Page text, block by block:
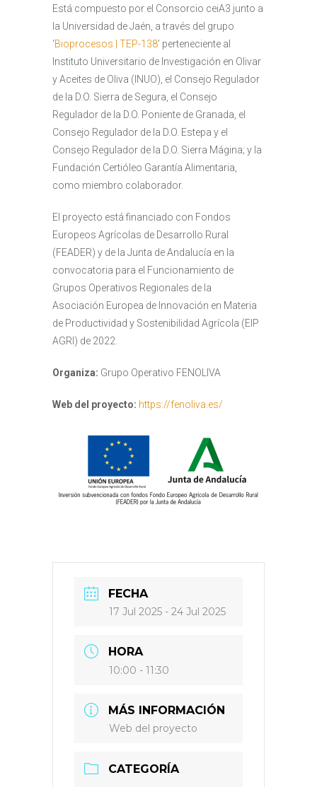
Está compuesto por el Consorcio ceiA3 junto a
la Universidad de Jaén, a través del grupo
‘Bioprocesos | TEP-138’ perteneciente al
Instituto Universitario de Investigación en Olivar
y Aceites de Oliva (INUO), el Consejo Regulador
de la D.O. Sierra de Segura, el Consejo
Regulador de la D.O. Poniente de Granada, el
Consejo Regulador de la D.O. Estepa y el
Consejo Regulador de la D.O. Sierra Mágina; y la
Fundación Certióleo Garantía Alimentaria,
como miembro colaborador.
El proyecto está financiado con Fondos
Europeos Agrícolas de Desarrollo Rural
(FEADER) y de la Junta de Andalucía en la
convocatoria para el Funcionamiento de
Grupos Operativos Regionales de la
Asociación Europea de Innovación en Materia
de Productividad y Sostenibilidad Agrícola (EIP
AGRI) de 2022.
Organiza: Grupo Operativo FENOLIVA
Web del proyecto: https://fenoliva.es/
FECHA
17 Jul 2025 - 24 Jul 2025
HORA
10:00 - 11:30
MÁS INFORMACIÓN
Web del proyecto
CATEGORÍA